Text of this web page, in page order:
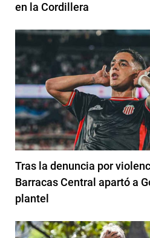
en la Cordillera
Tras la denuncia por
Barracas Central apartó a
plantel